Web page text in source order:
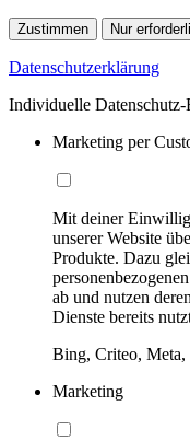
Zustimmen Nur
Datenschutzerklärung
Individuelle Datenschutz-
Marketing per
Mit deiner
unserer Website
Produkte. Dazu
ab und nutzen
Dienste bereits
Bing, Criteo,
Marketing